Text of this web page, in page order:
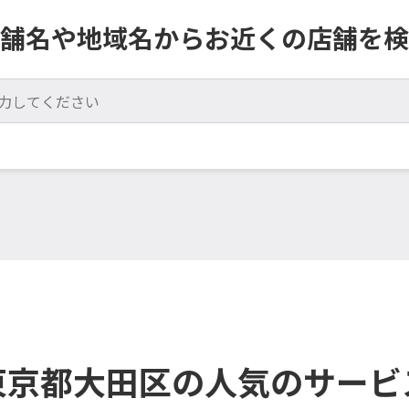
名や地域名からお近くの店舗を
都大田区の人気のサー